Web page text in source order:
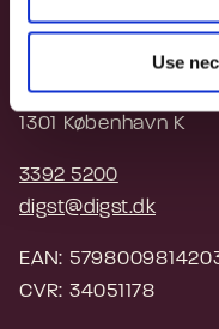
Use
Landgreven 4
1301 København K
3392 5200
digst@digst.dk
EAN:
CVR: 34051178